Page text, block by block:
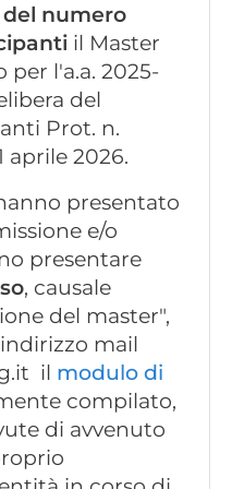
numero
il Master
l'a.a. 2025-
del
Prot. n.
aprile 2026.
presentato
e/o
presentare
, causale
del master",
mail
il modulo di
compilato,
di avvenuto